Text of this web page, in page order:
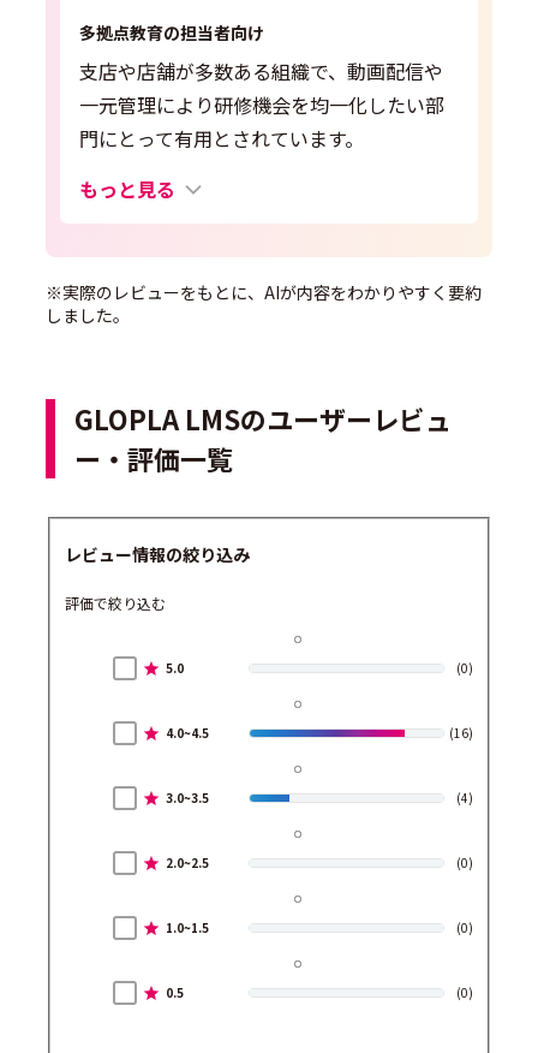
多拠点教育の担当者向け
支店や店舗が多数ある組織で、動画配信や
一元管理により研修機会を均一化したい部
門にとって有用とされています。
もっと見る
※実際のレビューをもとに、AIが内容をわかりやすく要約
しました。
GLOPLA LMSのユーザーレビュ
ー・評価一覧
レビュー情報の絞り込み
評価で絞り込む
5.0 (0)
4.0~4.5 (16)
3.0~3.5 (4)
2.0~2.5 (0)
1.0~1.5 (0)
0.5 (0)